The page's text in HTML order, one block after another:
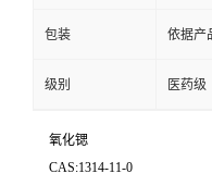
包装 依据产
级别 医药级
氧化锶
CAS:1314-11-0